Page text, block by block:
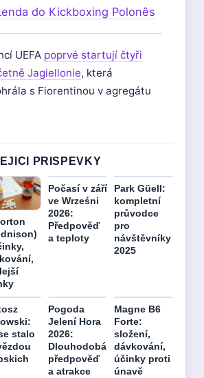
do Kickboxing Polonês
UEFA poprvé startují čtyři
Jagiellonie, která
s Fiorentinou v agregátu
PRISPEVKY
Počasí v září
ve Wrześni
2026:
Předpověď
a teploty
Park Güell:
kompletní
průvodce
pro
návštěvníky
2025
stalo
Pogoda
Jelení Hora
2026:
Dlouhodobá
předpověď
a atrakce
Magne B6
Forte:
složení,
dávkování,
účinky proti
únavě